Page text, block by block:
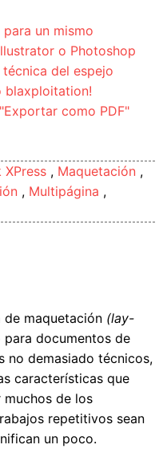
un mismo
o Photoshop
del espejo
blaxploitation!
como PDF"
XPress , Maquetación ,
, Multipágina ,
de maquetación (lay-
para documentos de
no demasiado técnicos,
características que
de los
repetitivos sean
un poco.